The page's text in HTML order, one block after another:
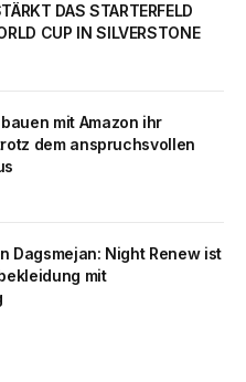
DAS STARTERFELD
CUP IN SILVERSTONE
mit Amazon ihr
dem anspruchsvollen
Dagsmejan: Night Renew ist
mit